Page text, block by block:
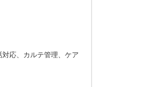
応、カルテ管理、ケア